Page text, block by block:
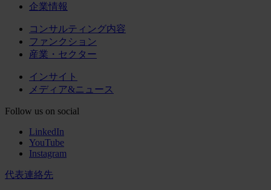
企業情報
コンサルティング内容
ファンクション
産業・セクター
インサイト
メディア&ニュース
Follow us on social
LinkedIn
YouTube
Instagram
代表連絡先